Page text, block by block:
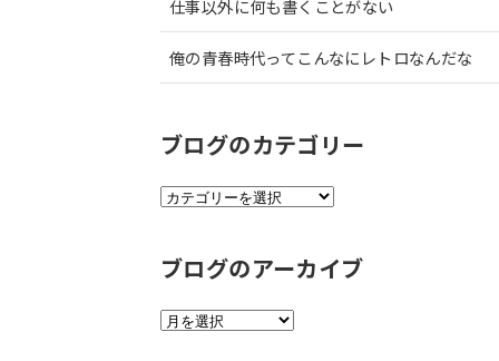
仕事以外に何も書くことがない
俺の青春時代ってこんなにレトロなんだな
ブログのカテゴリー
ブ
の
テ
ゴ
ブログのアーカイブ
ブ